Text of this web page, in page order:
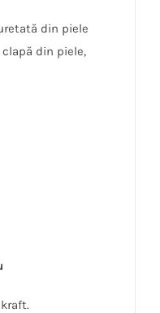
din piele
din piele,